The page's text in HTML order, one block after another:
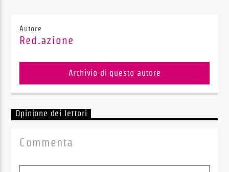
Autore
Red.azione
Archivio di questo autore
Opinione dei lettori
Commenta